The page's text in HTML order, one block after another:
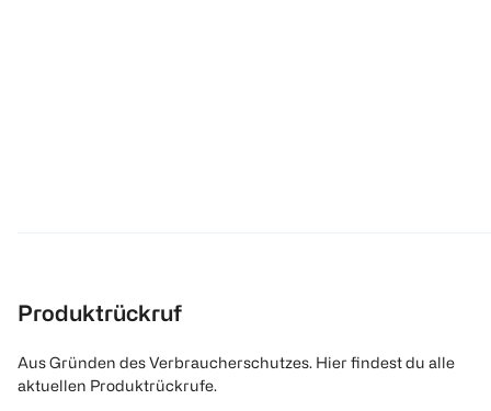
Produktrückruf
Aus Gründen des Verbraucherschutzes. Hier findest du alle
aktuellen Produktrückrufe.